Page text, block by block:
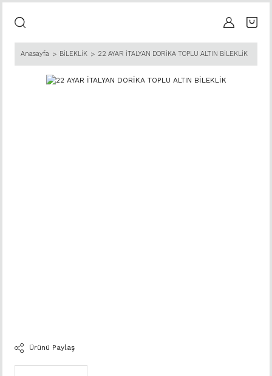
Anasayfa BİLEKLİK 22 AYAR İTALYAN DORİKA TOPLU ALTIN BİLEKLİK
Ürünü Paylaş